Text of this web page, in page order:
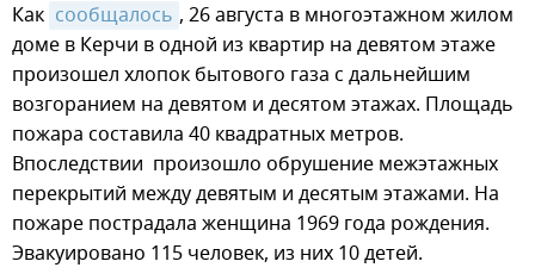
Как сообщалось , 26 августа в многоэтажном жилом
доме в Керчи в одной из квартир на девятом этаже
произошел хлопок бытового газа с дальнейшим
возгоранием на девятом и десятом этажах. Площадь
пожара составила 40 квадратных метров.
Впоследствии произошло обрушение межэтажных
перекрытий между девятым и десятым этажами. На
пожаре пострадала женщина 1969 года рождения.
Эвакуировано 115 человек, из них 10 детей.